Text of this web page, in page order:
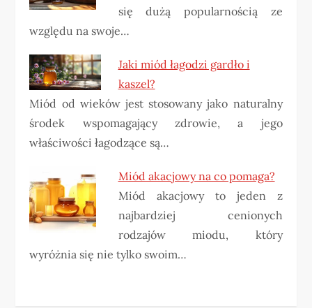
się dużą popularnością ze
względu na swoje…
Jaki miód łagodzi gardło i
kaszel?
Miód od wieków jest stosowany jako naturalny
środek wspomagający zdrowie, a jego
właściwości łagodzące są…
Miód akacjowy na co pomaga?
Miód akacjowy to jeden z
najbardziej cenionych
rodzajów miodu, który
wyróżnia się nie tylko swoim…